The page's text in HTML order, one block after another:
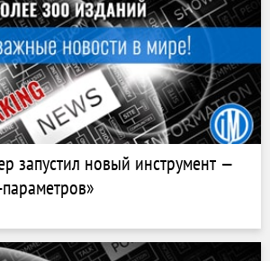
запустил новый инструмент —